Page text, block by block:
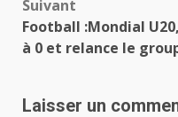
Suivant
Football :Mondial
à 0 et relance le
Laisser un